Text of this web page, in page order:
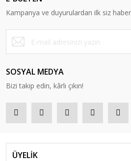
Kampanya ve duyurulardan ilk siz
SOSYAL MEDYA
Bizi takip edin, kârlı çıkın!
ÜYELİK